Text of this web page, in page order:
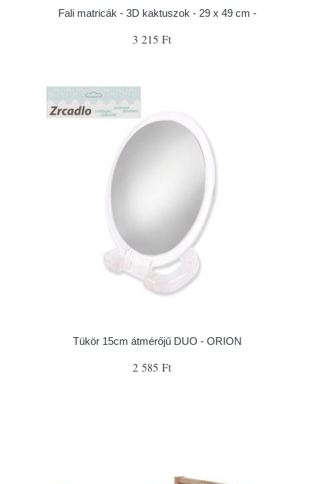
Fali matricák - 3D kaktuszok - 29 x 49 cm -
3 215 Ft
Tükör 15cm átmérőjű DUO - ORION
2 585 Ft